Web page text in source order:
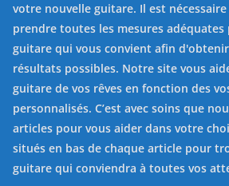
votre nouvelle guitare. Il est
prendre toutes les mesures
guitare qui vous convient afin
résultats possibles. Notre site vous
guitare de vos rêves en fonction des
personnalisés. C’est avec soins que
articles pour vous aider dans votre
situés en bas de chaque article pour
guitare qui conviendra à toutes vos